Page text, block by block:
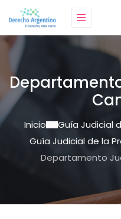
Inicio
Guía Judicial
Guía Judicial de la
Departamento